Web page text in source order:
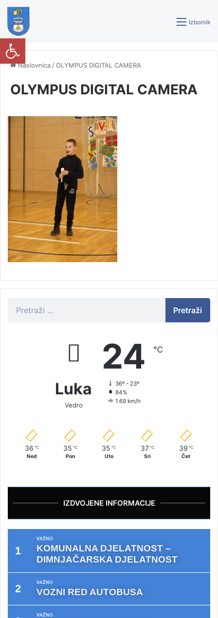
Izbornik
Naslovnica /OLYMPUS DIGITAL CAMERA
OLYMPUS DIGITAL CAMERA
Pretraži
Luka
Vedro
24 ℃
36º - 23º
84%
1.69 km/h
36 ℃
Ned
35 ℃
Pon
35 ℃
Uto
37 ℃
Sri
39 ℃
Čet
IZDVOJENE INFORMACIJE
VAŽNO
KOMUNALNA DJELATNOST –
DIMNJAČARSKA DJELATNOST
VAŽNO
VOZNI RED AUTOBUSA
VAŽNO
Open toolbar